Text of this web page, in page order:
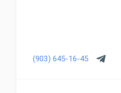
(903) 645-16-45